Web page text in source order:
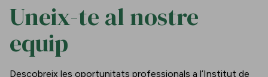
Uneix-te al nostre
equip
Descobreix les oportunitats professionals a l’Institut de